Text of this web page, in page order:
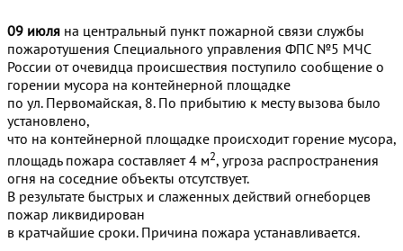
09 июля на центральный пункт пожарной связи службы
пожаротушения Специального управления ФПС №5 МЧС
России от очевидца происшествия поступило сообщение о
горении мусора на контейнерной площадке
по ул. Первомайская, 8. По прибытию к месту вызова было
установлено,
что на контейнерной площадке происходит горение мусора,
площадь пожара составляет 4 м2, угроза распространения
огня на соседние объекты отсутствует.
В результате быстрых и слаженных действий огнеборцев
пожар ликвидирован
в кратчайшие сроки. Причина пожара устанавливается.